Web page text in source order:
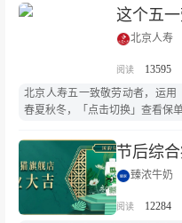
这个五
北京人寿
13595
北京人寿五一致敬劳动者，运用
春夏秋冬，「点击切换」查看保
臻浓牛奶
12284